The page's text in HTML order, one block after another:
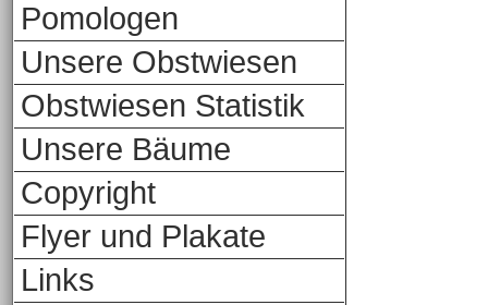
Pomologen
Unsere Obstwiesen
Obstwiesen Statistik
Unsere Bäume
Copyright
Flyer und Plakate
Links